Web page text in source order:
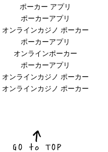
ポーカー アプリ
ポーカーアプリ
オンラインカジノ ポーカー
ポーカーアプリ
オンラインポーカー
ポーカーアプリ
オンラインカジノ ポーカー
オンラインカジノ ポーカー